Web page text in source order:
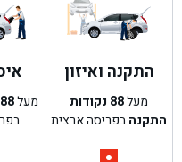
התקנה ואיזון
מעל88 נקודות
התקנהבפריסה ארצית
מעל88